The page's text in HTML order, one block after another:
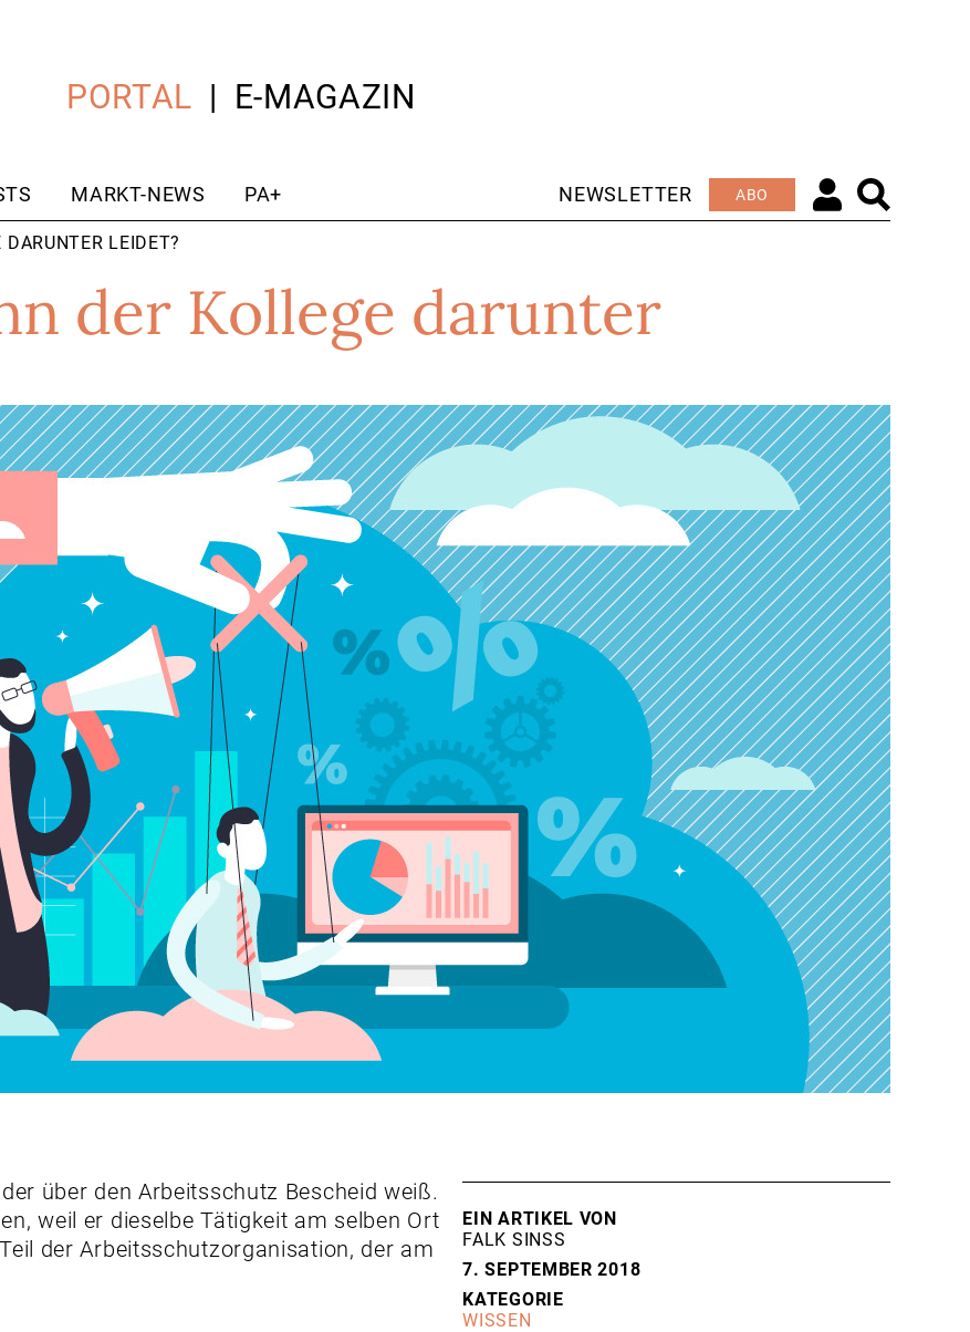
PORTAL E-MAGAZIN
MARKT-NEWS PA+ NEWSLETTER ABO
LEIDET?
der Kollege darunter
über den Arbeitsschutz Bescheid weiß.
weil er dieselbe Tätigkeit am selben Ort
der Arbeitsschutzorganisation, der am
EIN ARTIKEL VON
FALK SINSS
7. SEPTEMBER 2018
KATEGORIE
WISSEN